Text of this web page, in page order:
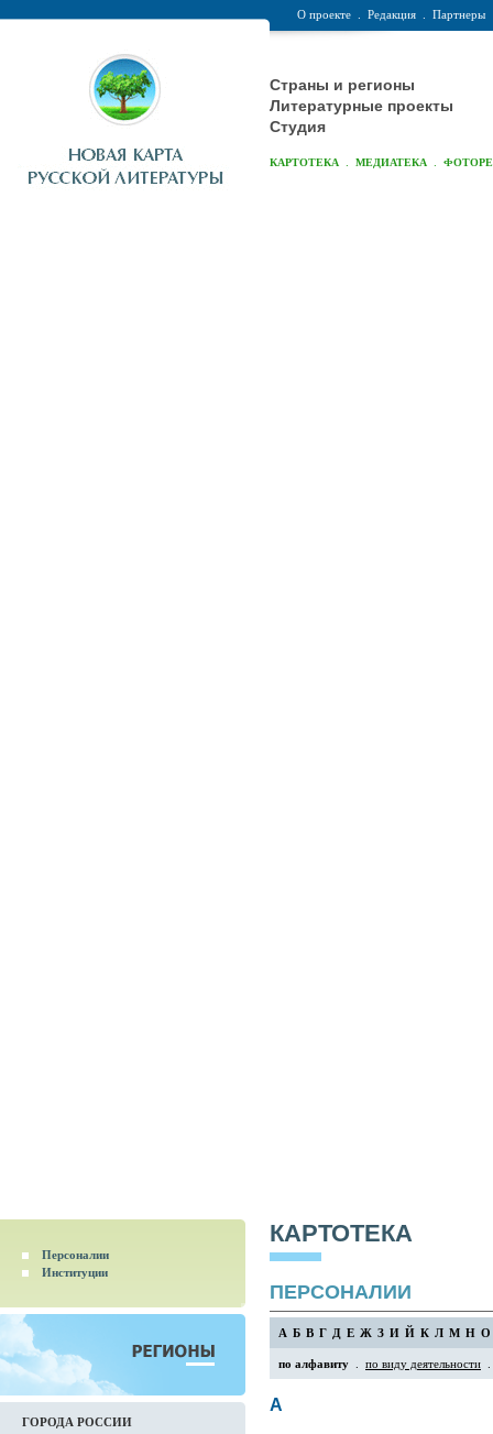
О проекте Редакция Партнеры
Страны и регионы
Литературные проекты
Студия
КАРТОТЕКА МЕДИАТЕКА
Персоналии
Институции
ГОРОДА РОССИИ
КАРТОТЕКА
ПЕРСОНАЛИИ
А Б В Г Д Е Ж З И Й К Л М Н О
по алфавиту по виду деятельности
А